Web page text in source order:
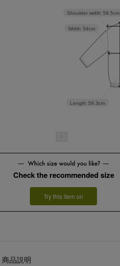
Length 59.3cm
Width 54cm
Shoulder width 59.5cm
Check the recommended size
Try this item on
商品説明